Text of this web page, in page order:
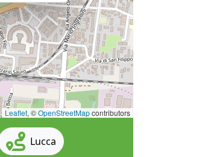
Leaflet, ©OpenStreetMapcontributors
Lucca